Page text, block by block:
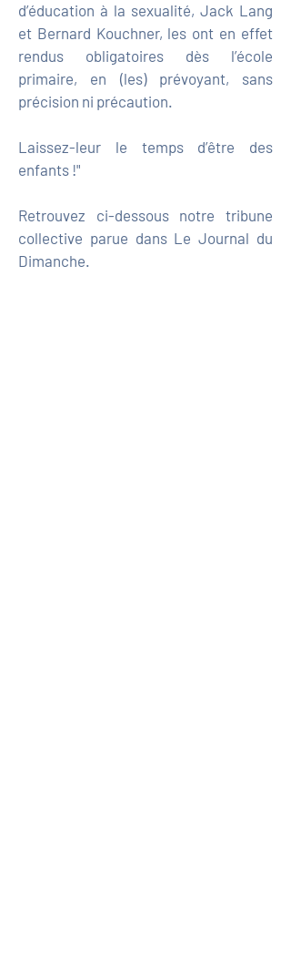
d’éducation à la sexualité, Jack Lang
et Bernard Kouchner, les ont en effet
rendus obligatoires dès l’école
primaire, en (les) prévoyant, sans
précision ni précaution.
Laissez-leur le temps d’être des
enfants !"
Retrouvez ci-dessous notre tribune
collective parue dans Le Journal du
Dimanche.